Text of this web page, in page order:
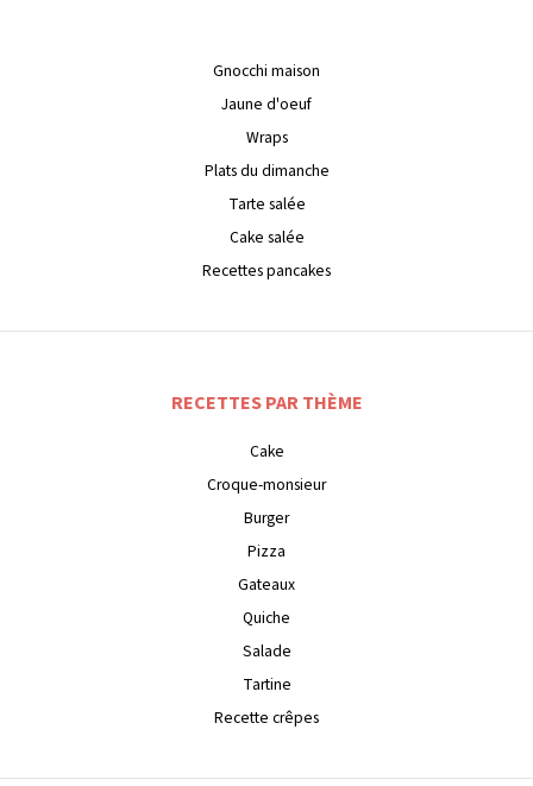
Gnocchi maison
Jaune d'oeuf
Wraps
Plats du dimanche
Tarte salée
Cake salée
Recettes pancakes
RECETTES PAR THÈME
Cake
Croque-monsieur
Burger
Pizza
Gateaux
Quiche
Salade
Tartine
Recette crêpes